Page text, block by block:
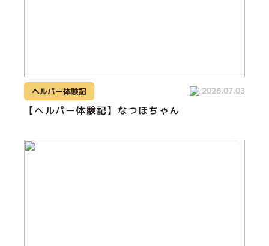
ヘルパー体験記 2026.07.03
【ヘルパー体験記】なつほちゃん